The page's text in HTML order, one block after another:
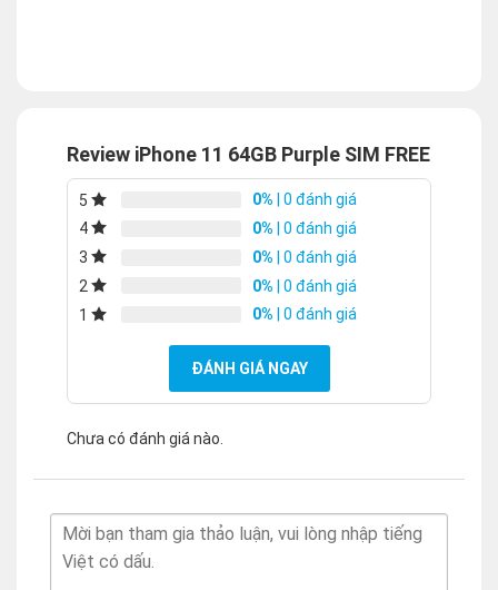
Review iPhone 11 64GB Purple SIM FREE
5 0% | 0 đánh giá
4
0% | 0 đánh giá
3
0% | 0 đánh giá
2
0% | 0 đánh giá
1
0% | 0 đánh giá
ĐÁNH GIÁ NGAY
Chưa có đánh giá nào.